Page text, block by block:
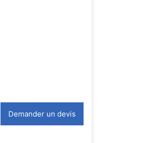
Demander un devis